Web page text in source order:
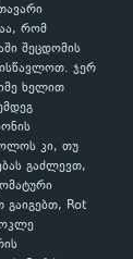
რომ
შეცდომის
ჯერ
ხელით
კი, თუ
გაძლევთ,
გაიგებთ, Rot